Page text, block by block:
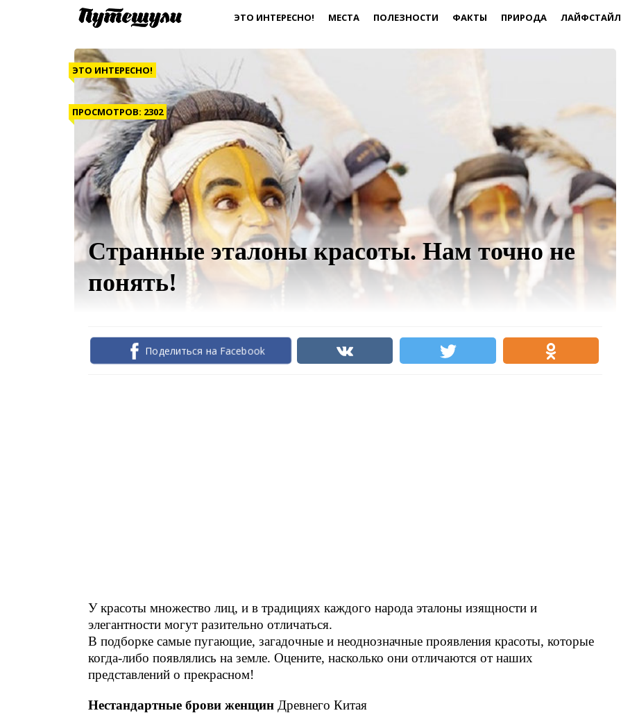
ЭТО ИНТЕРЕСНО! МЕСТА ПОЛЕЗНОСТИ ФАКТЫ ПРИРОДА ЛАЙФСТАЙЛ
ЭТО ИНТЕРЕСНО!
ПРОСМОТРОВ: 2302
Странные эталоны красоты. Нам точно не
понять!
Поделиться на Facebook
У красоты множество лиц, и в традициях каждого народа эталоны изящности и
элегантности могут разительно отличаться.
В подборке самые пугающие, загадочные и неоднозначные проявления красоты, которые
когда-либо появлялись на земле. Оцените, насколько они отличаются от наших
представлений о прекрасном!
Нестандартные брови женщин Древнего Китая